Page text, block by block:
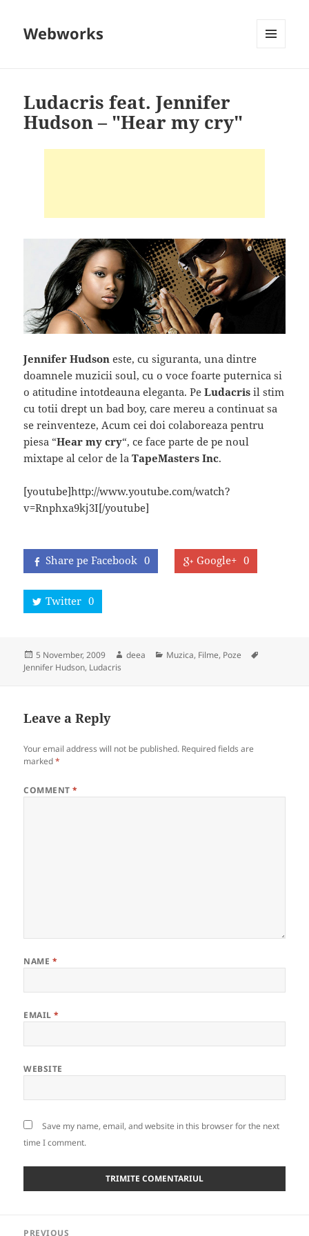
Webworks
Ludacris feat. Jennifer
Hudson – "Hear my cry"
Jennifer Hudson este, cu siguranta, una dintre
doamnele muzicii soul, cu o voce foarte puternica si
o atitudine intotdeauna eleganta. PeLudacris il stim
cu totii drept un bad boy, care mereu a continuat sa
se reinventeze, Acum cei doi colaboreaza pentru
piesa “Hear my cry“, ce face parte de pe noul
mixtape al celor de la TapeMasters Inc.
[youtube]http://www.youtube.com/watch?
v=Rnphxa9kj3I[/youtube]
Share pe Facebook 0 Google+ 0
Twitter 0
Posted
on
5 November, 2009 Author
deea Categories
Muzica, Filme, Poze
Jennifer Hudson, Ludacris
Leave a Reply
Your email address will not be published. Required fields are
marked*
COMMENT*
NAME *
EMAIL*
WEBSITE
Save my name, email, and website in this browser for the next
time I comment.
PREVIOUS